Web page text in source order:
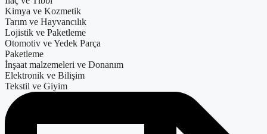
Kimya ve Kozmetik
Tarım ve Hayvancılık
Lojistik ve Paketleme
Otomotiv ve Yedek Parça
Paketleme
İnşaat malzemeleri ve Donanım
Elektronik ve Bilişim
Tekstil ve Giyim